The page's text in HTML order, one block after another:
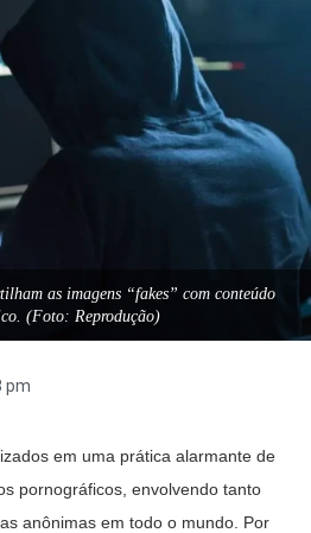
as imagens “fakes” com conteúdo
(Foto: Reprodução)
pm
em uma prática alarmante de
pornográficos, envolvendo tanto
anônimas em todo o mundo. Por